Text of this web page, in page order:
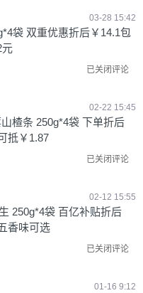
03-28 15:42
袋 双重优惠折后￥14.1包
元
已关闭评论
02-22 15:45
楂条 250g*4袋 下单折后
抵￥1.87
已关闭评论
02-12 15:55
250g*4袋 百亿补贴折后
香味可选
已关闭评论
01-16 9:12